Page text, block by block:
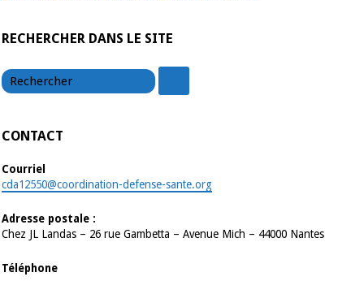
RECHERCHER DANS LE SITE
CONTACT
Courriel
cda12550@coordination-defense-sante.org
Adresse postale :
Chez JL Landas – 26 rue Gambetta – Avenue Mich – 44000 Nantes
Téléphone